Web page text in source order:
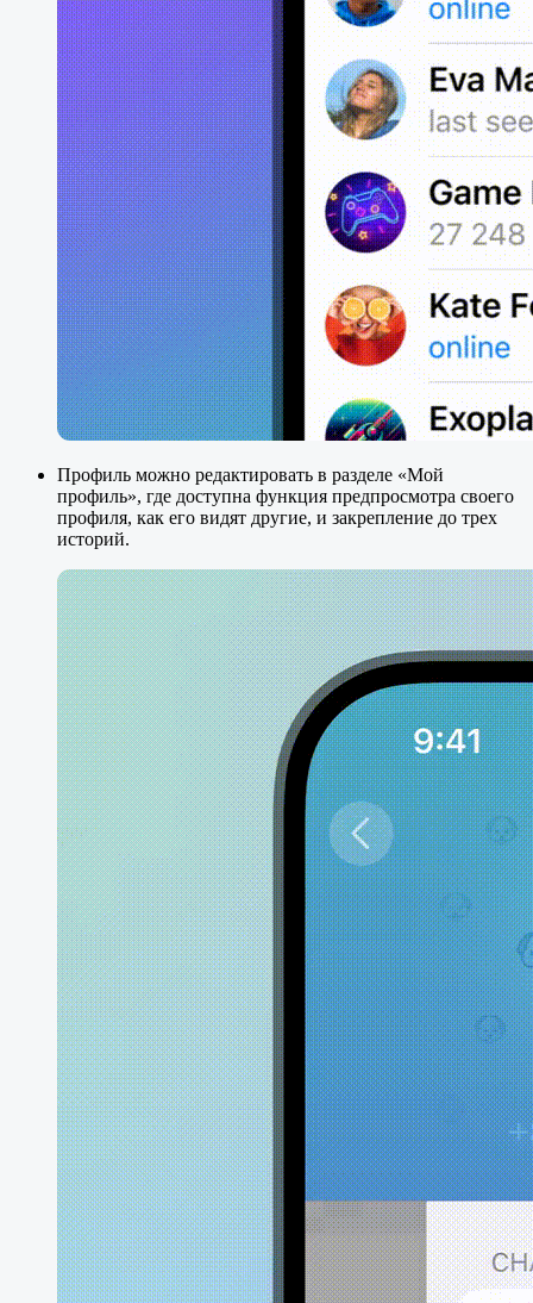
Профиль можно редактировать в разделе «Мой
профиль», где доступна функция предпросмотра своего
профиля, как его видят другие, и закрепление до трех
историй.